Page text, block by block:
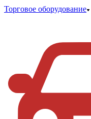
Торговое оборудование